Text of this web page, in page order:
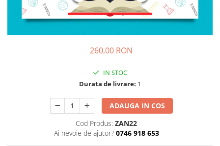
Sticker Harta Lumii
Stickere Cu Model Repetitiv
Stickere Perete Pentru Camera De
Stickere pentru Podea
Stickere Semnalistica
Stickere Panou Poze
260,00 RON
IN STOC
Durata de livrare: 1
ADAUGA IN COS
Cod Produs: ZAN22
Ai nevoie de ajutor? 0746 918 653